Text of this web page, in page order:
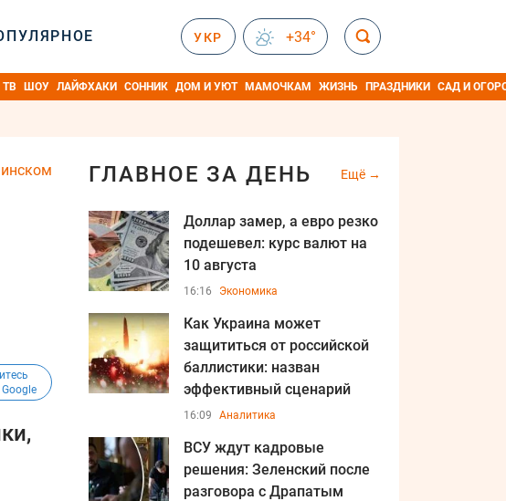
УКР +34°
ТВ ШОУ ЛАЙФХАКИ СОННИК ДОМ И УЮТ МАМОЧКАМ ЖИЗНЬ ПРАЗДНИКИ САД И
ГЛАВНОЕ ЗА ДЕНЬ Ещё
Доллар замер, а евро резко
подешевел: курс валют на
10 августа
16:16 Экономика
Как Украина может
защититься от российской
баллистики: назван
эффективный сценарий
16:09 Аналитика
ВСУ ждут кадровые
решения: Зеленский после
разговора с Драпатым